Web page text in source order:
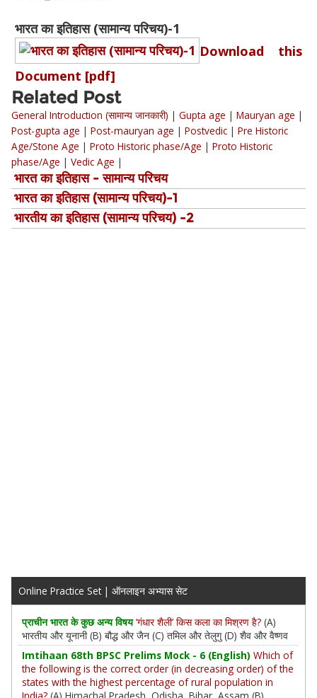
भारत का इतिहास (सामान्य परिचय)-1
Download this
Document [pdf]
Related Post
General Introduction (सामान्य जानकारी) | Gupta age | Mauryan age |
Post-gupta age | Post-mauryan age | Postvedic | Pre Historic
Age/Stone Age | Proto Historic phase/Age | Proto Historic
phase/Age | Vedic Age |
भारत का इतिहास - सामान्य परिचय
भारत का इतिहास (सामान्य परिचय)-1
भारतीय का इतिहास (सामान्य परिचय) -2
Online Practice Set | ऑनलाइन अभ्यास सेट
प्राचीन भारत के कुछ अन्य विषय ‘गंधार शैली’ किस कला का मिश्रण है? (A)
भारतीय और यूनानी (B) बौद्ध और जैन (C) तमिल और तेलुगु (D) शैव और वैष्णव
Imtihaan 68th BPSC Prelims Mock - 6 (English) Which of
the following is the correct order (in decreasing order) of the
states with the highest percentage of rural population in